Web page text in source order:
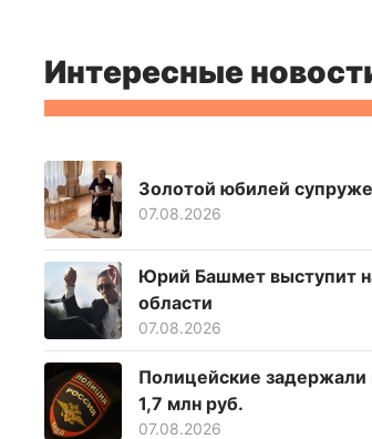
Интересные
Золотой юбилей
07.08.2026
Юрий Башмет выступит
области
07.08.2026
Полицейские задержали
1,7 млн руб.
07.08.2026